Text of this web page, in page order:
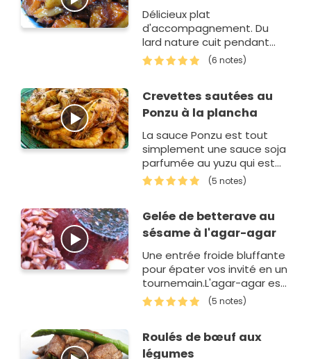
Délicieux plat
d'accompagnement. Du
lard nature cuit pendant
des heures dans un bouillon
typiquement japonais a
mirin. Il devient tendre…
(6 notes)
Crevettes sautées au
Ponzu à la plancha
La sauce Ponzu est tout
simplement une sauce soja
parfumée au yuzu qui est
parfaite en marinade.
(5 notes)
Gelée de betterave au
sésame à l'agar-agar
Une entrée froide bluffante
pour épater vos invité en un
tournemain.L'agar-agar est
une algue gélifiante
provenant du japon.
(5 notes)
Roulés de bœuf aux
légumes